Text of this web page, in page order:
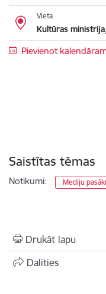
Vieta
Kultūras
Pievienot
Saistītas tēmas
Notikumi: Mediju
Drukāt lapu
Dalīties